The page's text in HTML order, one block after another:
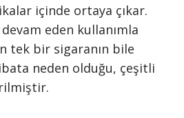
içinde ortaya çıkar.
devam eden kullanımla
tek bir sigaranın bile
neden olduğu, çeşitli